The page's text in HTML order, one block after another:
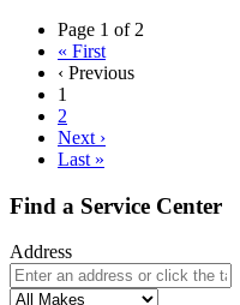
Page 1 of 2
« First
‹ Previous
1
2
Next ›
Last »
Find a Service Center
Address